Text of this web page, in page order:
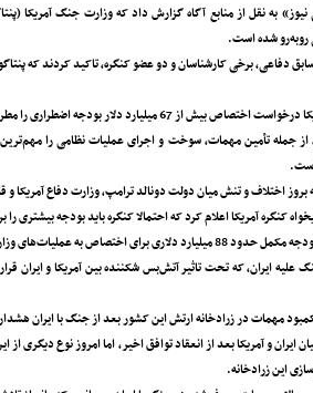
به نقل از منابع آگاه گزارش داد که وزارت جنگ آمریکا
روبه‌رو شده است.
دفاعی، برخی کارشناسان و دو عضو کنگره، تاکید کردند که
مطرح کرده‌اند، اما کنگره تاکنون این درخواست را تصویب نکرده است.
از جمله تأمین مهمات، سوخت و اجرای عملیات نظامی را
اختلاف و تنش میان دولت دونالد ترامپ، وزارت دفاع آمریکا
کنگره آمریکا اعلام کرد که احتمالا کنگره باید بودجه بیشتری
جنگ، انرژی، گارد ساحلی و اف بی ‌آی شد.
دلای برای جنگ علیه ایران، که تحت تاثیر آتش‌بس شکننده بین آمریکا
مهمات در زرادخانه ارتش این کشور بعد از جنگ با ایران
و آمریکا بعد از انعقاد توافق اخیر، اما امروز نوع
این زرادخانه.